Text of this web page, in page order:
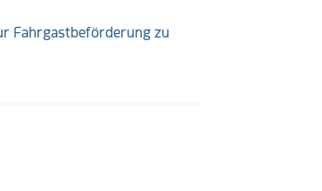
Fahrgastbeförderung zu